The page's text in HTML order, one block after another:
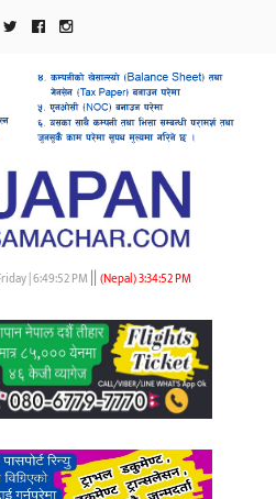
| 6:49:52 PM || (Nepal)3:34:52 PM